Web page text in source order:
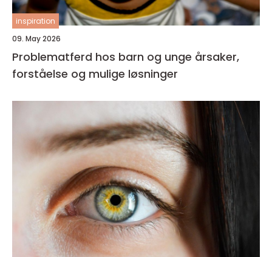
inspiration
09. May 2026
Problematferd hos barn og unge årsaker,
forståelse og mulige løsninger